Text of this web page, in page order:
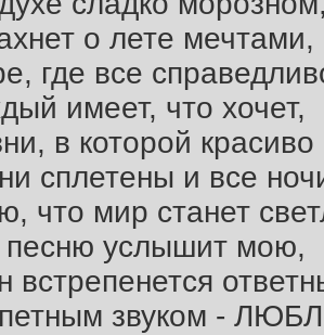
о лете мечтами,
где все
имеет, что хочет,
в которой красиво
сплетены и все
что мир станет
песню услышит мою,
встрепенется
звуком -